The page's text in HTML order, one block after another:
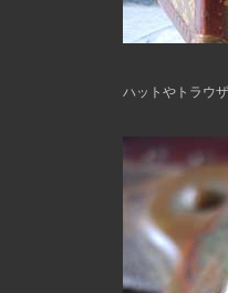
ットやトラウザー、シャ